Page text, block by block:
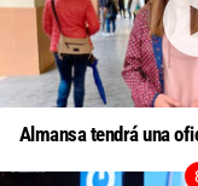
Almansa tendrá una